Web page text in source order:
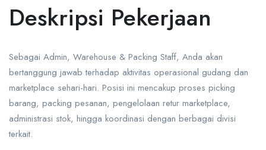
Deskripsi Pekerjaan
Sebagai Admin, Warehouse & Packing Staff, Anda akan
bertanggung jawab terhadap aktivitas operasional gudang dan
marketplace sehari-hari. Posisi ini mencakup proses picking
barang, packing pesanan, pengelolaan retur marketplace,
administrasi stok, hingga koordinasi dengan berbagai divisi
terkait.